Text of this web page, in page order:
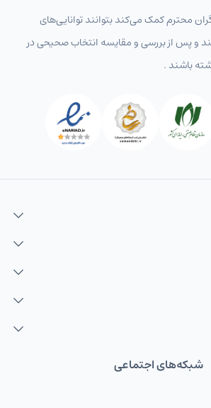
محترم کمک می‌کند بتوانند توانایی‌های
و پس از بررسی و مقایسه انتخاب‌ صحیحی در
باشند .
شبکه‌های اجتماعی